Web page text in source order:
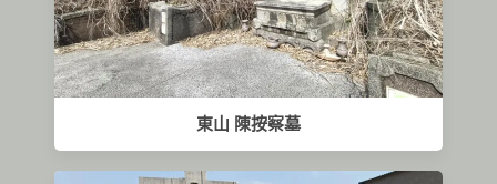
東山 陳按察墓